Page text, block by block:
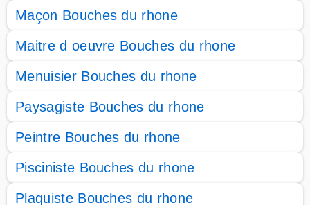
Maçon Bouches du rhone
Maitre d oeuvre Bouches du rhone
Menuisier Bouches du rhone
Paysagiste Bouches du rhone
Peintre Bouches du rhone
Pisciniste Bouches du rhone
Plaquiste Bouches du rhone